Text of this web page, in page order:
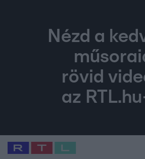
Nézd a
rövid
az
Legfrissebb RTL Híradó
Babits Marcella